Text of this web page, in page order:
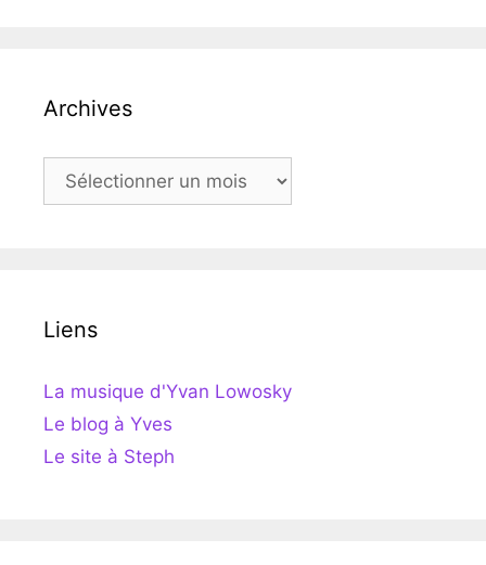
Archives
Archives
Liens
La musique d'Yvan Lowosky
Le blog à Yves
Le site à Steph